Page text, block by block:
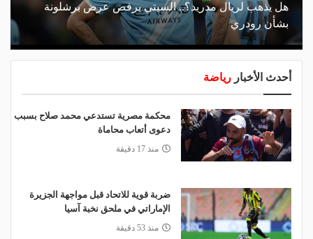
هل يذهب لريال مدريد؟.. السيتي يرفض عرض برشلونة
بشأن رودري
أحدث الأخبار رياضة
محكمة مصرية تستدعي محمد صلاح بسبب
دعوى أتعاب محاماة
منذ 17 دقيقة
ضربة قوية للاتحاد قبل مواجهة الجزيرة
الإماراتي في ملحق نخبة آسيا
منذ 53 دقيقة